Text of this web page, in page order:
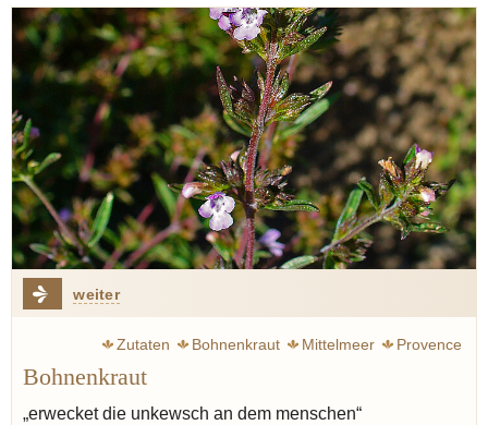
weiter
Zutaten Bohnenkraut Mittelmeer
Provence
Bohnenkraut
„erwecket die unkewsch an dem menschen“